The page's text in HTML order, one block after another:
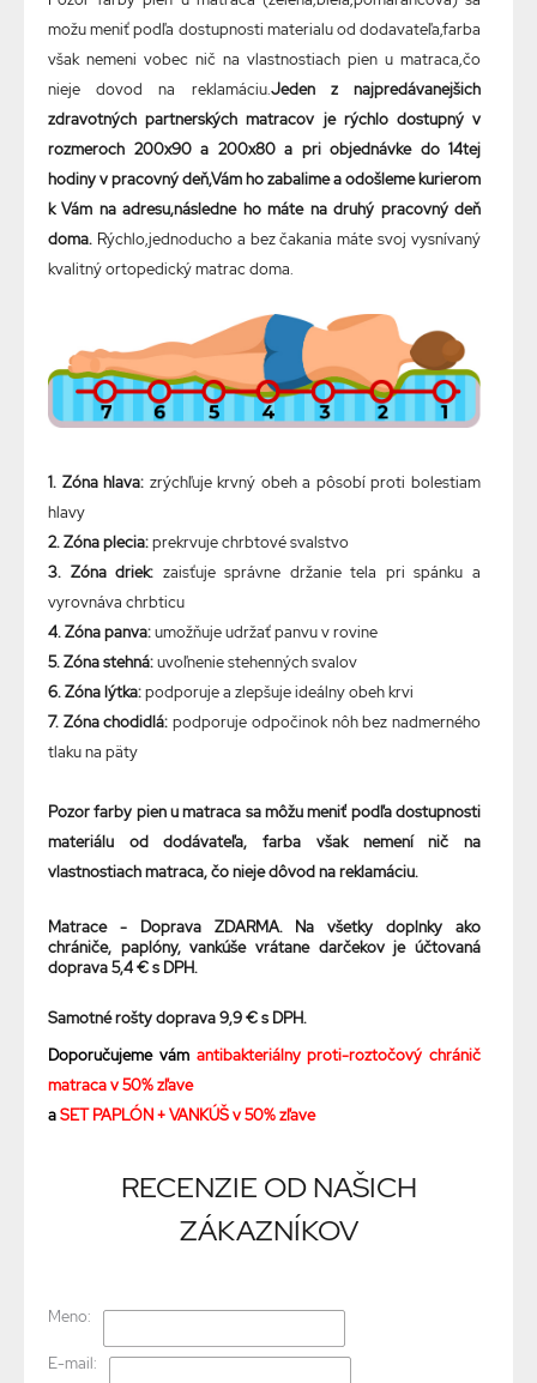
možu meniť podľa dostupnosti materialu od dodavateľa,farba
však nemeni vobec nič na vlastnostiach pien u matraca,čo
nieje dovod na reklamáciu.Jeden z najpredávanejšich
zdravotných partnerských matracov je rýchlo dostupný v
rozmeroch 200x90 a 200x80 a pri objednávke do 14tej
hodiny v pracovný deň,Vám ho zabalime a odošleme kurierom
k Vám na adresu,následne ho máte na druhý pracovný deň
doma. Rýchlo,jednoducho a bez čakania máte svoj vysnívaný
kvalitný ortopedický matrac doma.
1. Zóna hlava: zrýchľuje krvný obeh a pôsobí proti bolestiam
hlavy
2. Zóna plecia:prekrvuje chrbtové svalstvo
3. Zóna driek: zaisťuje správne držanie tela pri spánku a
vyrovnáva chrbticu
4. Zóna panva:umožňuje udržať panvu v rovine
5. Zóna stehná:uvoľnenie stehenných svalov
6. Zóna lýtka:podporuje a zlepšuje ideálny obeh krvi
7. Zóna chodidlá: podporuje odpočinok nôh bez nadmerného
tlaku na päty
Pozor farby pien u matraca sa môžu meniť podľa dostupnosti
materiálu od dodávateľa, farba však nemení nič na
vlastnostiach matraca, čo nieje dôvod na reklamáciu.
Matrace - Doprava ZDARMA. Na všetky doplnky ako
chrániče, paplóny, vankúše vrátane darčekov je účtovaná
doprava 5,4 € s DPH.
Samotné rošty doprava 9,9 € s DPH.
Doporučujeme vám antibakteriálny proti-roztočový chránič
matraca v 50% zľave
aSET PAPLÓN + VANKÚŠ v 50% zľave
RECENZIE OD NAŠICH
ZÁKAZNÍKOV
Meno:
E-mail: